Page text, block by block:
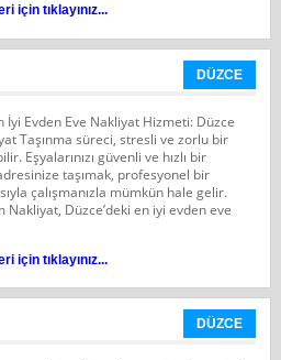
için tıklayınız...
DÜZCE
İyi Evden Eve Nakliyat Hizmeti: Düzce
Taşınma süreci, stresli ve zorlu bir
Eşyalarınızı güvenli ve hızlı bir
taşımak, profesyonel bir
çalışmanızla mümkün hale gelir.
Nakliyat, Düzce’deki en iyi evden eve
için tıklayınız...
DÜZCE